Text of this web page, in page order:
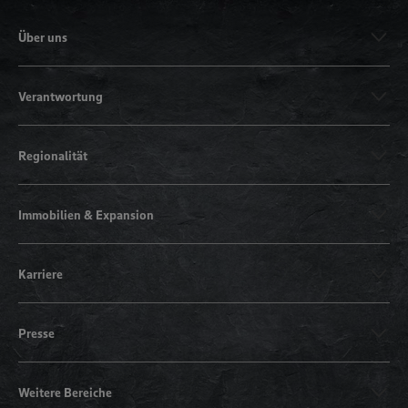
Über uns
Verantwortung
Regionalität
Immobilien & Expansion
Karriere
Presse
Weitere Bereiche